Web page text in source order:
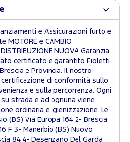
e Assicurazioni furto e
MOTORE e CAMBIO
DISTRIBUZIONE NUOVA Garanzia
certificato e garantito Fioletti
e Provincia. Il nostro
di conformità sullo
e sulla percorrenza. Ogni
strada e ad ognuna viene
ordinaria e Igienizzazione. Le
(BS) Via Europa 164 2- Brescia
F 3- Manerbio (BS) Nuovo
84 4- Desenzano Del Garda